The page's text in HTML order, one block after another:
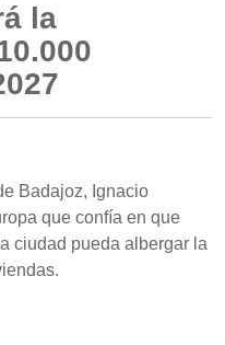
la
Badajoz, Ignacio
que confía en que
ciudad pueda albergar la